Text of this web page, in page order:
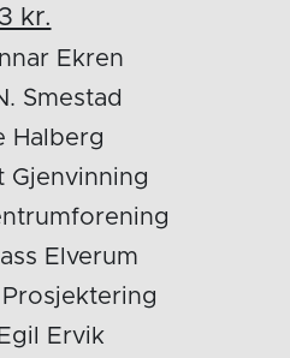
3 kr.
Ekren
Smestad
Halberg
Gjenvinning
Elverum
Ervik